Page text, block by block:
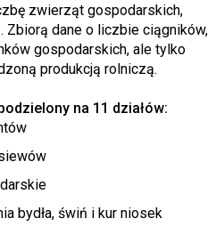
zwierząt gospodarskich,
Zbiorą dane o liczbie ciągników,
gospodarskich, ale tylko
produkcją rolniczą.
na 11 działów:
bydła, świń i kur niosek